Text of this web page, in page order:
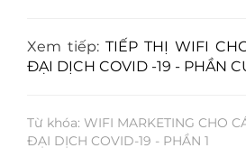
Xem tiếp: TIẾP THỊ WIFI
ĐẠI DỊCH COVID -19 - PHẦN
Từ khóa: WIFI MARKETING CHO
ĐẠI DỊCH COVID-19 - PHẦN 1